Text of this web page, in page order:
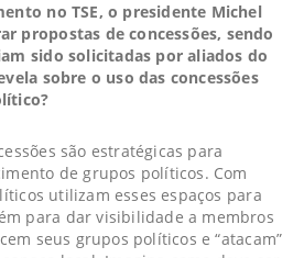
no TSE, o presidente Michel
propostas de concessões, sendo
sido solicitadas por aliados do
sobre o uso das concessões
são estratégicas para
de grupos políticos. Com
utilizam esses espaços para
para dar visibilidade a membros
seus grupos políticos e “atacam”